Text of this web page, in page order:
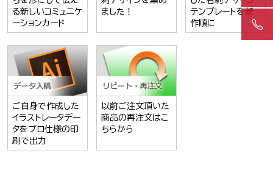
る新しいコミュニケ
ーションカード
ました！
テンプレートを新
作順に
ご自身で作成した
イラストレータデー
タをプロ仕様の印
刷で出力
以前ご注文頂いた
商品の再注文はこ
ちらから